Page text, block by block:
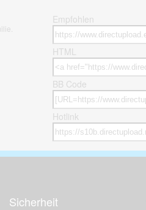
Empfohlen
HTML
BB Code
Hotlink
Sicherheit